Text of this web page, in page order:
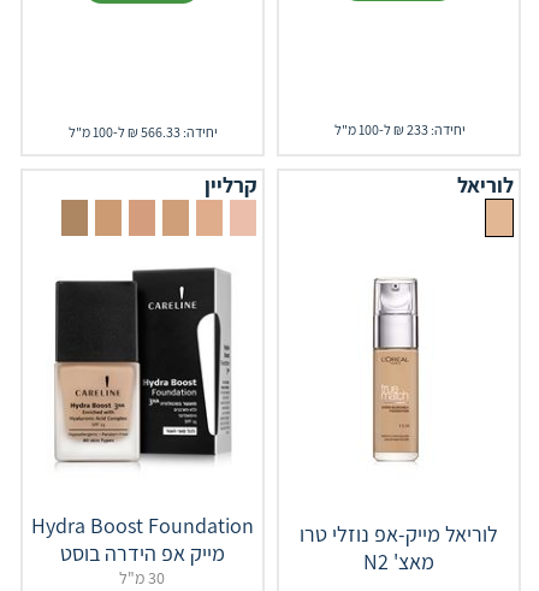
יחידה: 233 ₪ ל-100 מ"ל יחידה: 566.33 ₪ ל-100 מ"ל
לוריאל
לוריאל מייק-אפ נוזלי טרו
מאצ' N2
קרליין
Hydra Boost Foundation
מייק אפ הידרה בוסט
30 מ"ל